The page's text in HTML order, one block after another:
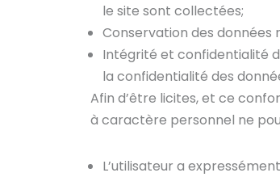
le site sont collectées;
Conservation des données
Intégrité et confidentialité
la confidentialité des
Afin d’être licites, et ce
à caractère personnel ne
L’utilisateur a